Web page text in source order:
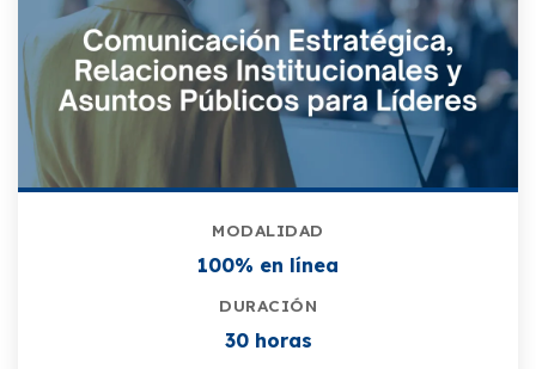
MODALIDAD
100% en línea
DURACIÓN
30 horas